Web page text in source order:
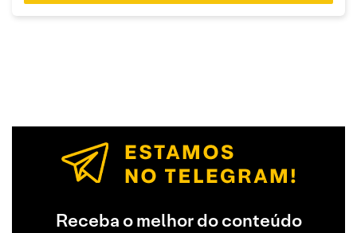
Receba o melhor do conteúdo